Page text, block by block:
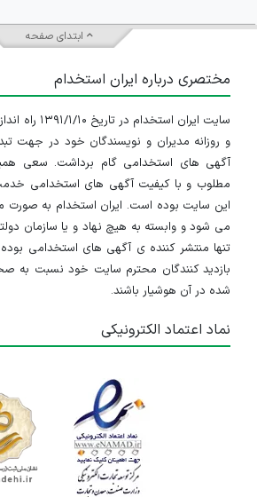
ابتدای صفحه
مختصری درباره ایران استخدام
سایت ایران
و روزانه مدیران و نویسندگان خود در جهت
آگهی های استخدامی گام برداشت. سعی
مطلوب و با کیفیت آگهی های استخدامی خدمت
این سایت بوده است. ایران استخدام به
می شود و وابسته به هیچ نهاد و یا سازمان
تنها منتشر کننده ی آگهی های استخدامی بوده
بازدید کنندگان محترم سایت خود نسبت به
شده در آن هوشیار باشند.
نماد اعتماد الکترونیکی